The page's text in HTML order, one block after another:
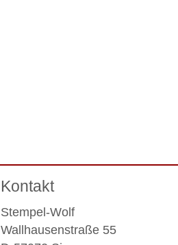
Kontakt
Stempel-Wolf
Wallhausenstraße 55